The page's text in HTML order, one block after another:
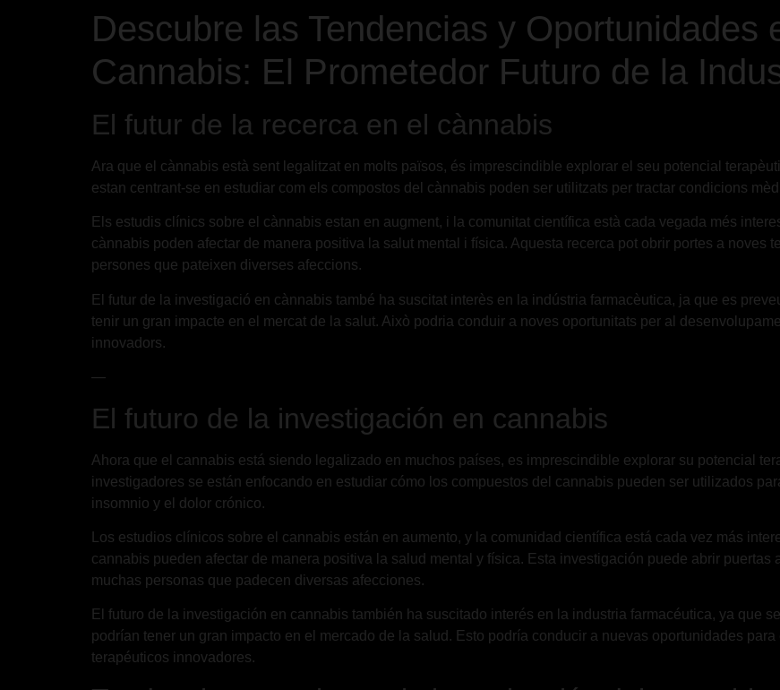
Descubre las Tendencias y Oportunidades
Cannabis: El Prometedor Futuro de la
El futur de la recerca en el cànnabis
Ara que el cànnabis està sent legalitzat en molts països, és imprescindible explorar el seu potencial
estan centrant-se en estudiar com els compostos del cànnabis poden ser utilitzats per tractar condicions
Els estudis clínics sobre el cànnabis estan en augment, i la comunitat científica està cada vegada més
cànnabis poden afectar de manera positiva la salut mental i física. Aquesta recerca pot obrir portes a noves
persones que pateixen diverses afeccions.
El futur de la investigació en cànnabis també ha suscitat interès en la indústria farmacèutica, ja que es
tenir un gran impacte en el mercat de la salut. Això podria conduir a noves oportunitats per al
innovadors.
—
El futuro de la investigación en cannabis
Ahora que el cannabis está siendo legalizado en muchos países, es imprescindible explorar su potencial
investigadores se están enfocando en estudiar cómo los compuestos del cannabis pueden ser utilizados
insomnio y el dolor crónico.
Los estudios clínicos sobre el cannabis están en aumento, y la comunidad científica está cada vez más
cannabis pueden afectar de manera positiva la salud mental y física. Esta investigación puede abrir puertas
muchas personas que padecen diversas afecciones.
El futuro de la investigación en cannabis también ha suscitado interés en la industria farmacéutica, ya que
podrían tener un gran impacto en el mercado de la salud. Esto podría conducir a nuevas oportunidades
terapéuticos innovadores.